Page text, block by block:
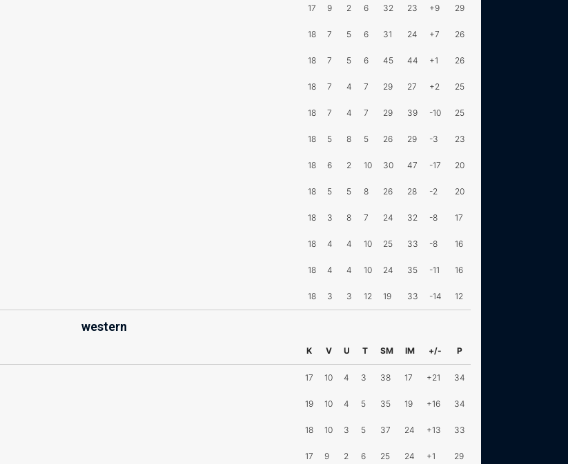
17 9 2 6 32 23 +9 29
18 7 5 6 31 24 +7 26
18 7 5 6 45 44 +1 26
18 7 4 7 29 27 +2 25
18 7 4 7 29 39 -10 25
18 5 8 5 26 29 -3 23
18 6 2 10 30 47 -17 20
18 5 5 8 26 28 -2 20
18 3 8 7 24 32 -8 17
18 4 4 10 25 33 -8 16
18 4 4 10 24 35 -11 16
18 3 3 12 19 33 -14 12
western
K V U T SM IM +/- P
17 10 4 3 38 17 +21 34
19 10 4 5 35 19 +16 34
18 10 3 5 37 24 +13 33
17 9 2 6 25 24 +1 29